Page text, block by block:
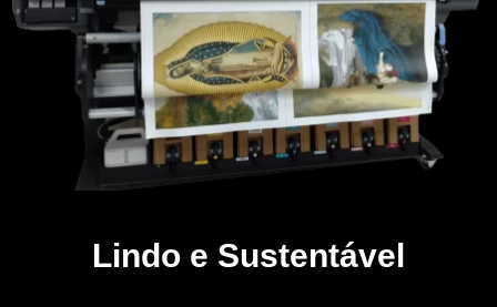
Lindo e Sustentável